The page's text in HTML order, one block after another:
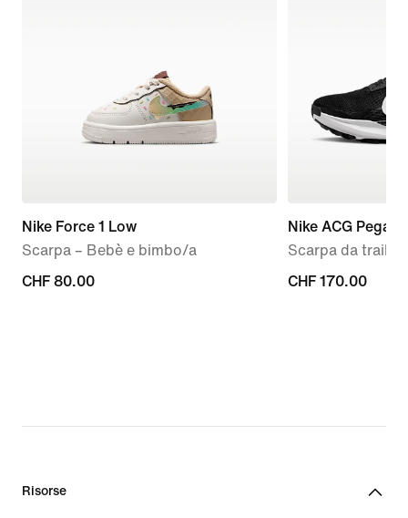
Nike Force 1 Low
Scarpa – Bebè e bimbo/a
CHF
CHF 80.00
Nike ACG
Scarpa da trail
CHF
CHF 170.00
Risorse